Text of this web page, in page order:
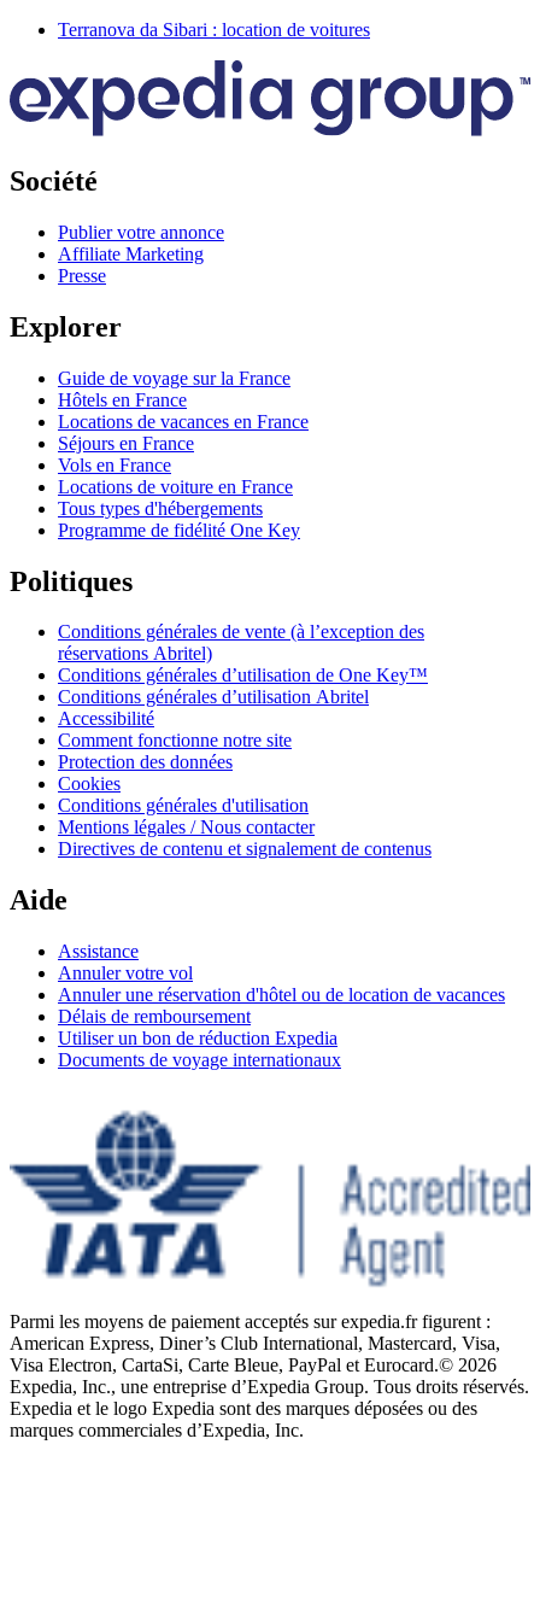
Terranova da Sibari : location de voitures
Société
Publier votre annonce
Affiliate Marketing
Presse
Explorer
Guide de voyage sur la France
Hôtels en France
Locations de vacances en France
Séjours en France
Vols en France
Locations de voiture en France
Tous types d'hébergements
Programme de fidélité One Key
Politiques
Conditions générales de vente (à l’exception des
réservations Abritel)
Conditions générales d’utilisation de One Key™
Conditions générales d’utilisation Abritel
Accessibilité
Comment fonctionne notre site
Protection des données
Cookies
Conditions générales d'utilisation
Mentions légales / Nous contacter
Directives de contenu et signalement de contenus
Aide
Assistance
Annuler votre vol
Annuler une réservation d'hôtel ou de location de vacances
Délais de remboursement
Utiliser un bon de réduction Expedia
Documents de voyage internationaux
Parmi les moyens de paiement acceptés sur expedia.fr figurent :
American Express, Diner’s Club International, Mastercard, Visa,
Visa Electron, CartaSi, Carte Bleue, PayPal et Eurocard.© 2026
Expedia, Inc., une entreprise d’Expedia Group. Tous droits réservés.
Expedia et le logo Expedia sont des marques déposées ou des
marques commerciales d’Expedia, Inc.